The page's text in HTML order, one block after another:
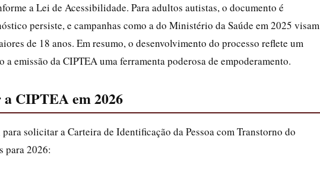
a Lei de Acessibilidade. Para adultos autistas, o documento é
persiste, e campanhas como a do Ministério da Saúde em 2025 visam
de 18 anos. Em resumo, o desenvolvimento do processo reflete um
emissão da CIPTEA uma ferramenta poderosa de empoderamento.
CIPTEA em 2026
solicitar a Carteira de Identificação da Pessoa com Transtorno do
para 2026: